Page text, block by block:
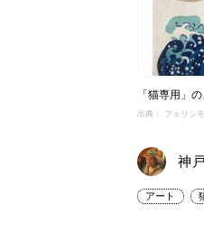
「猫専用」
出典： フェリシ
神
アート